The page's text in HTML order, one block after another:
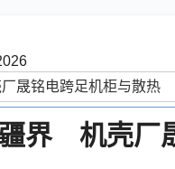
界 机壳厂